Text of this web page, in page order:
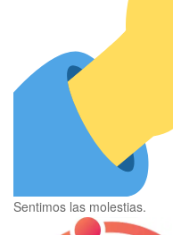
Sentimos las molestias.